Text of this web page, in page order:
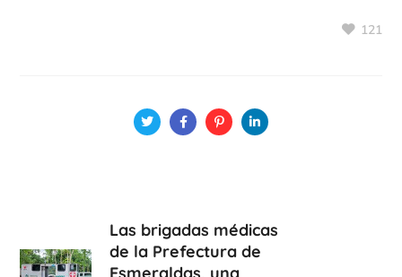
121
Las brigadas médicas
de la Prefectura de